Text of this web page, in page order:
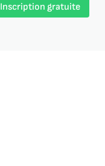
Inscription gratuite